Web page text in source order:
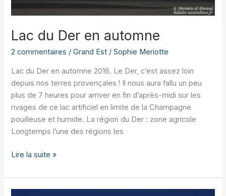
Lac du Der en automne
2 commentaires /Grand Est /Sophie Meriotte
Lac du Der en automne 2016. Le Der, c’est assez loin
depuis nos terres provençales ! Il nous aura fallu un peu
plus de 7 heures pour arriver en fin d’après-midi sur les
rivages de ce lac artificiel en limite de la Champagne
pouilleuse et humide. La région du Der : zone agricole
Longtemps l’une des régions les
Lac
Der
en
Lire la suite »